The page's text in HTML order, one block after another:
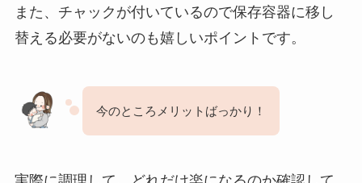
また、チャックが付いているので保存容器に移し
替える必要がないのも嬉しいポイントです。
今のところメリットばっかり！